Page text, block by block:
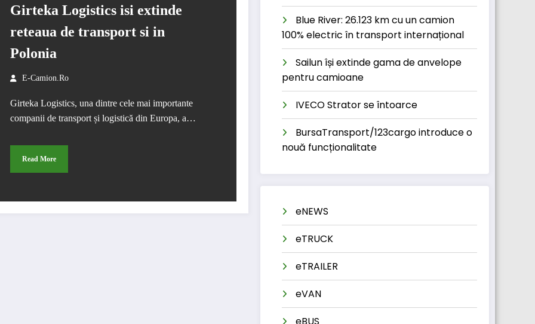
Girteka Logistics isi extinde
reteaua de transport si in
Polonia
E-Camion.ro
Girteka Logistics, una dintre cele mai importante
companii de transport și logistică din Europa, a…
Read More
Blue River: 26.123 km cu un camion
100% electric în transport internațional
Sailun își extinde gama de anvelope
pentru camioane
IVECO Strator se întoarce
BursaTransport/123cargo introduce o
nouă funcționalitate
eNEWS
eTRUCK
eTRAILER
eVAN
eBUS